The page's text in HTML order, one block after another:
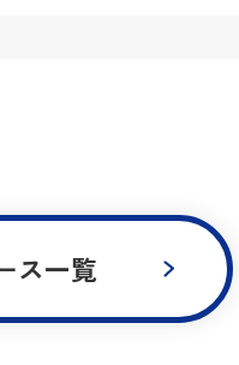
ス一覧